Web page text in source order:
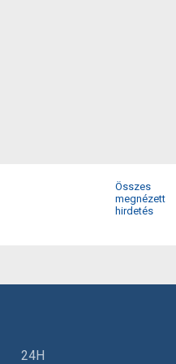
Összes
megnézett
hirdetés
24H